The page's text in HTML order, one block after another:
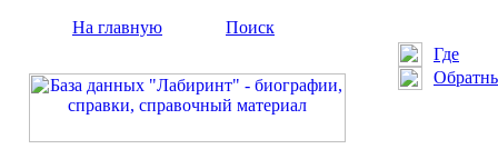
На главную
Поиск
Где